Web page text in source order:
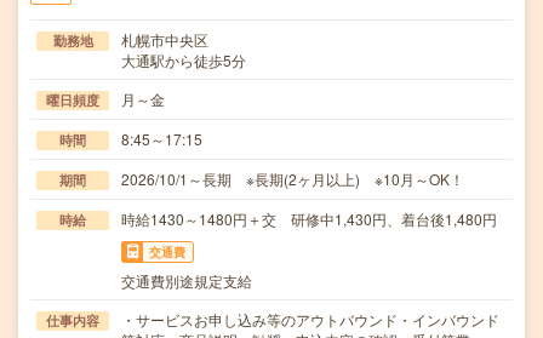
勤務地
札幌市中央区
大通駅から徒歩5分
曜日頻度 月～金
時間 8:45～17:15
期間 2026/10/1～長期 ※長期(2ヶ月以上) ※10月～OK！
時給 時給1430～1480円＋交 研修中1,430円、着台後1,480円
交通費
交通費別途規定支給
仕事内容
・サービスお申し込み等のアウトバウンド・インバウンド